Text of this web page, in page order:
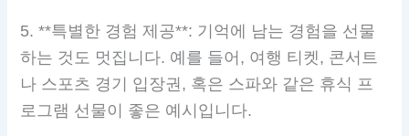
5. **특별한 경험 제공**: 기억에 남는 경험을 선물
하는 것도 멋집니다. 예를 들어, 여행 티켓, 콘서트
나 스포츠 경기 입장권, 혹은 스파와 같은 휴식 프
로그램 선물이 좋은 예시입니다.